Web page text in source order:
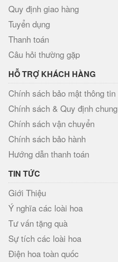
Quy định giao hàng
Tuyển dụng
Thanh toán
Câu hỏi thường gặp
HỖ TRỢ KHÁCH HÀNG
Chính sách bảo mật thông tin
Chính sách & Quy định chung
Chính sách vận chuyển
Chính sách bảo hành
Hướng dẫn thanh toán
TIN TỨC
Giới Thiệu
Ý nghĩa các loài hoa
Tư vấn tặng quà
Sự tích các loài hoa
Điện hoa toàn quốc